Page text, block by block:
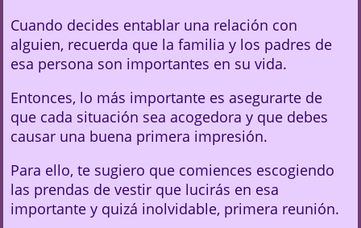
Cuando decides entablar una relación con
alguien, recuerda que la familia y los padres de
esa persona son importantes en su vida.
Entonces, lo más importante es asegurarte de
que cada situación sea acogedora y que debes
causar una buena primera impresión.
Para ello, te sugiero que comiences escogiendo
las prendas de vestir que lucirás en esa
importante y quizá inolvidable, primera reunión.